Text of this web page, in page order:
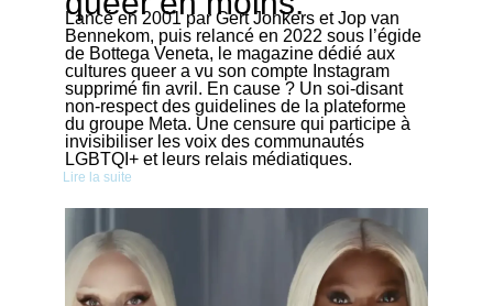
Lancé en 2001 par Gert Jonkers et Jop van
Bennekom, puis relancé en 2022 sous l’égide
de Bottega Veneta, le magazine dédié aux
cultures queer a vu son compte Instagram
supprimé fin avril. En cause ? Un soi-disant
non-respect des guidelines de la plateforme
du groupe Meta. Une censure qui participe à
invisibiliser les voix des communautés
LGBTQI+ et leurs relais médiatiques.
Lire la suite